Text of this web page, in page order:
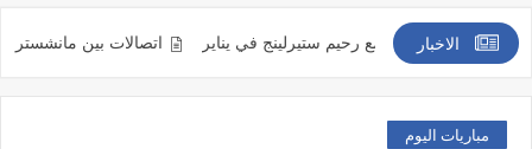
الاخبار
من التعاقد مع رحيم ستيرلينج في يناير اتصالات بين مانشستر يونايتد
مباريات اليوم